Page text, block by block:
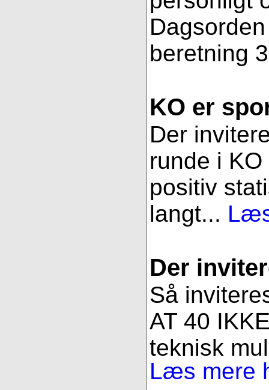
beretning
KO er
Der
runde i
positiv
langt...
Der
Så
AT 40
teknisk
Læs mere